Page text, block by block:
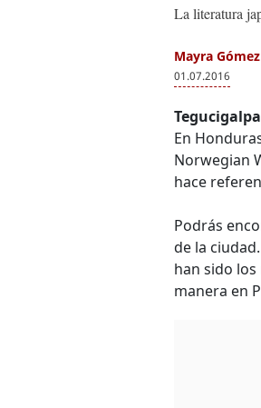
La literatura
Mayra Gómez
01.07.2016
En
Norwegian
hace
Podrás
de la
han sido
manera en